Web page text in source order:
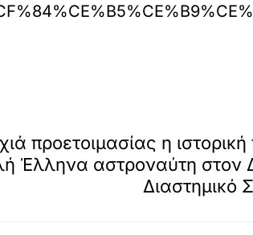
προετοιμασίας η
Έλληνα αστροναύτη στον
Διαστημικό